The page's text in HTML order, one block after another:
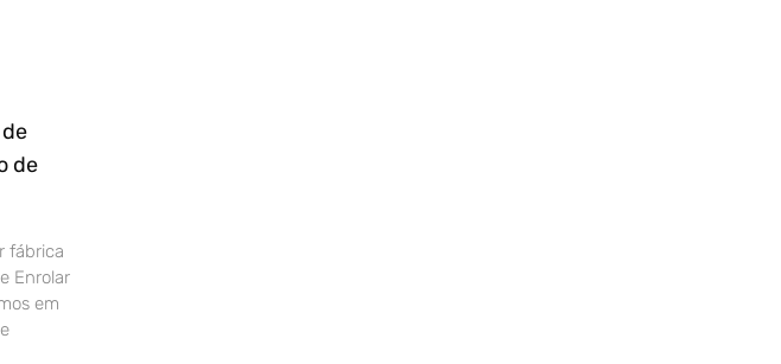
de
fábrica
Enrolar
em